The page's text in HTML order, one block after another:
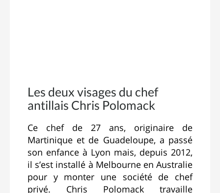
Les deux visages du chef
antillais Chris Polomack
Ce chef de 27 ans, originaire de
Martinique et de Guadeloupe, a passé
son enfance à Lyon mais, depuis 2012,
il s’est installé à Melbourne en Australie
pour y monter une société de chef
privé. Chris Polomack travaille